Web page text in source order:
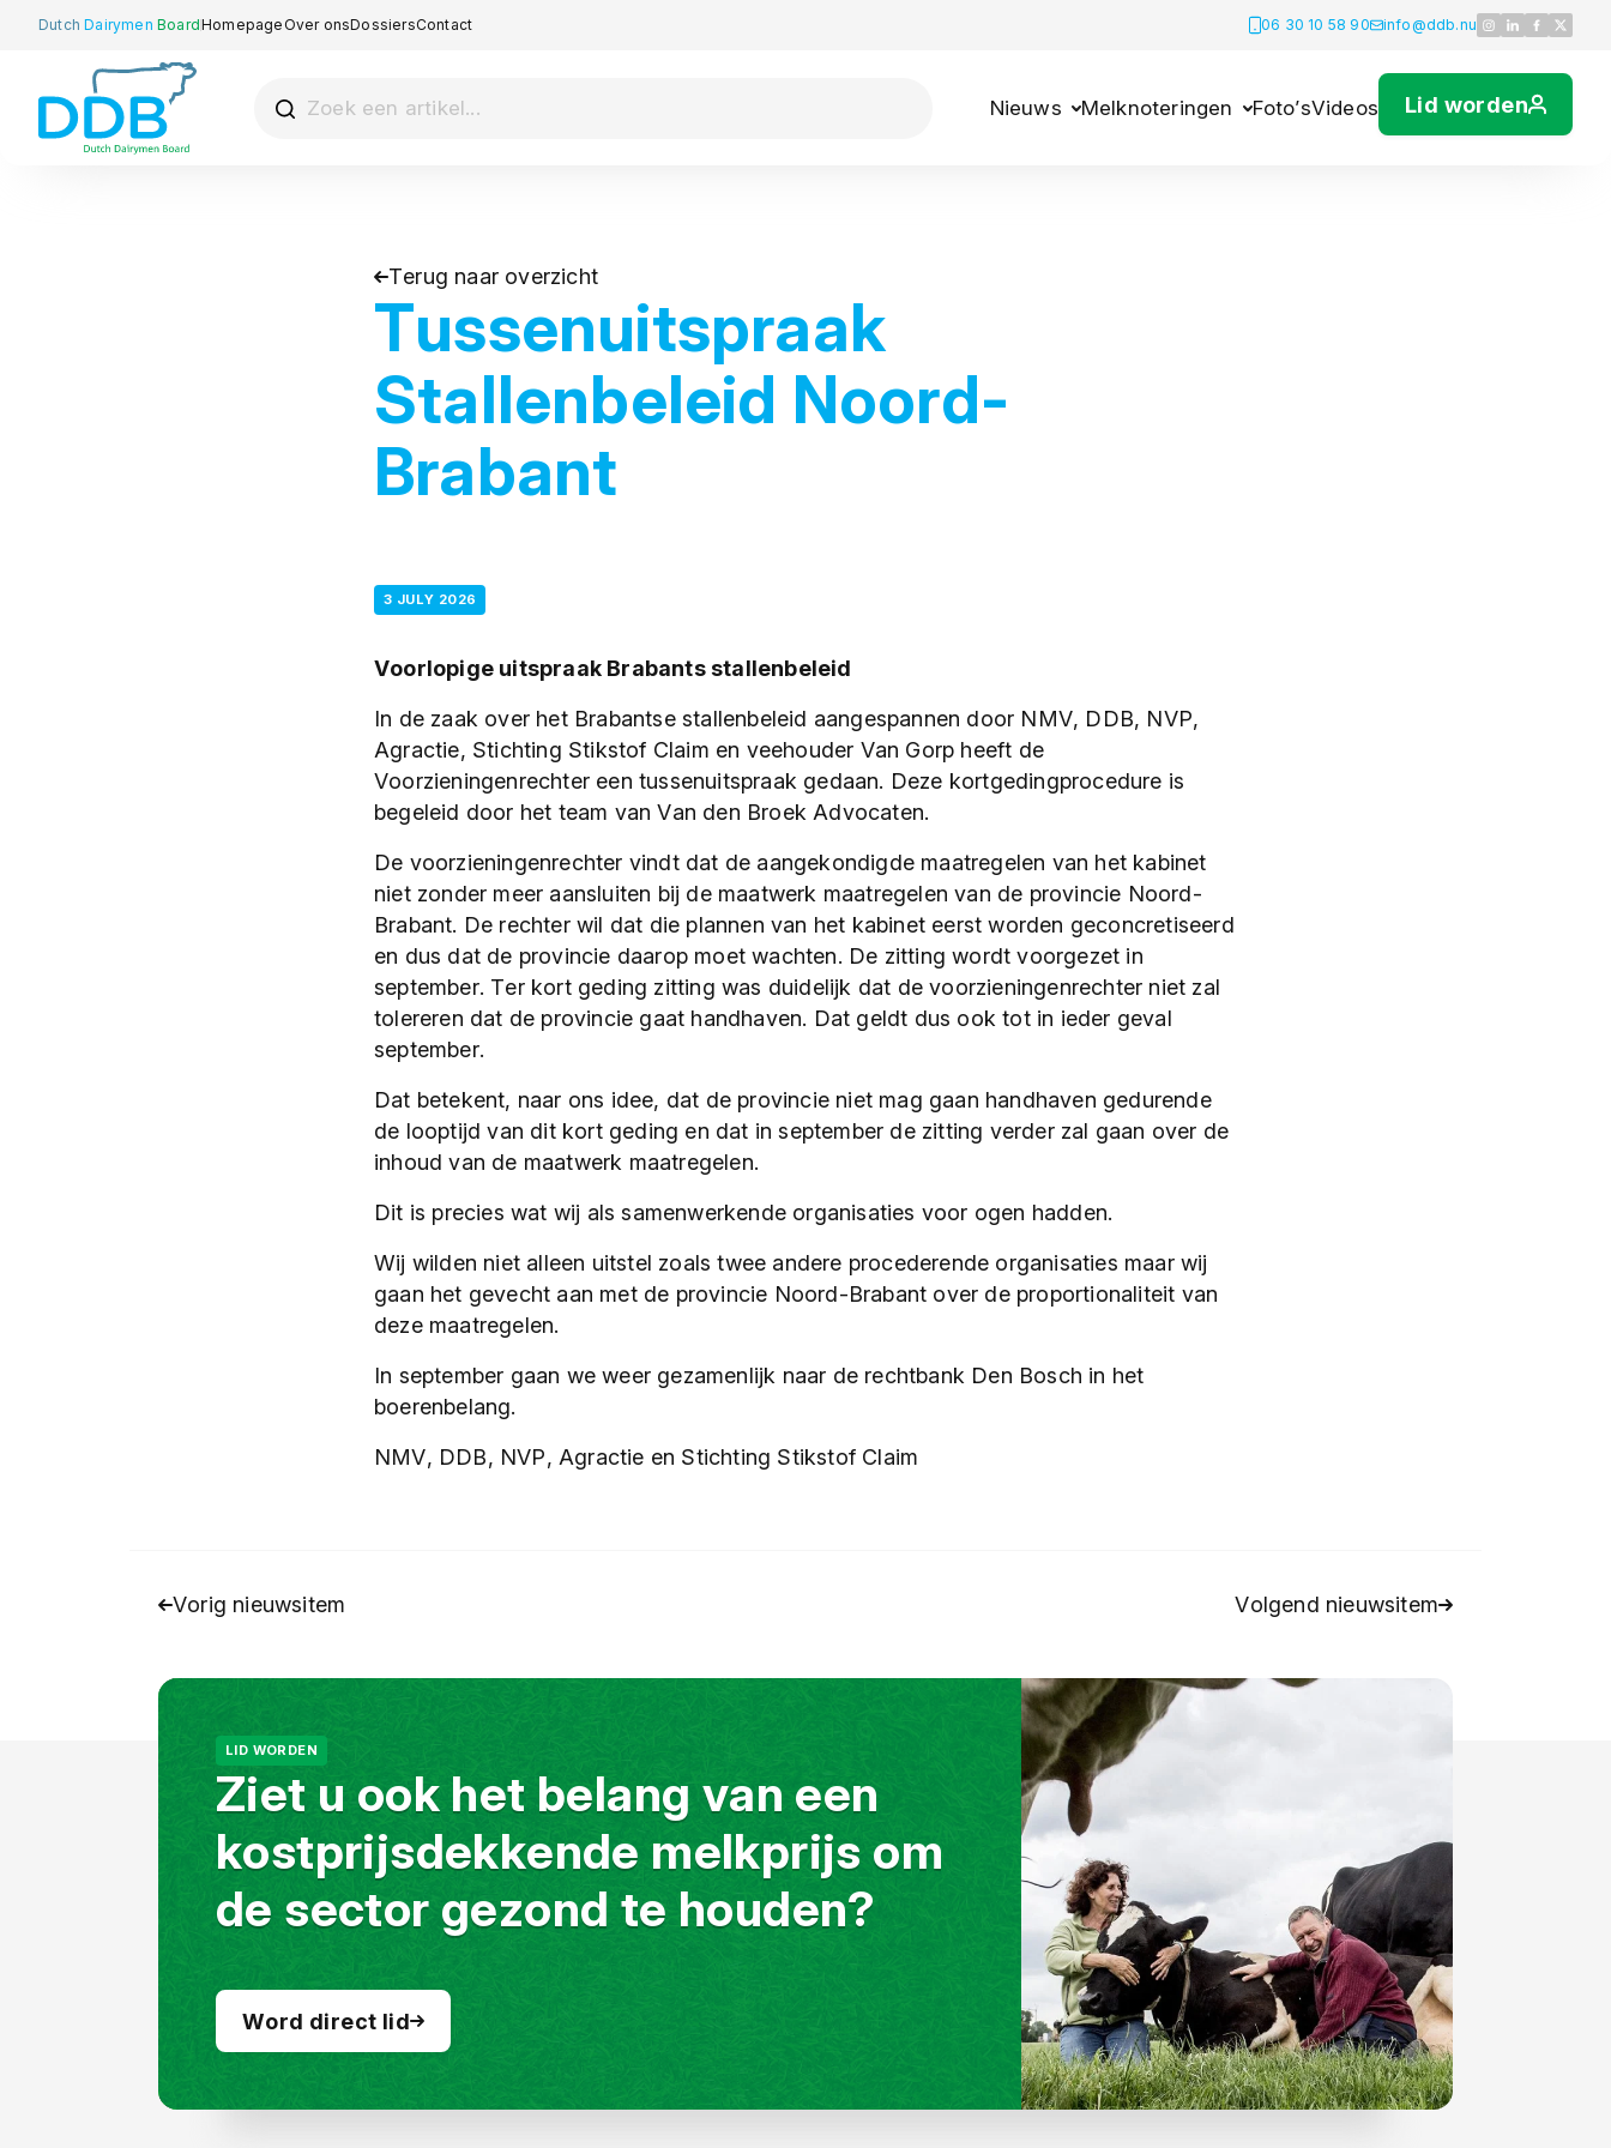
Dutch Dairymen BoardHomepage Over onsDossiersContact 06 30 10 58 90 info@ddb.nu
Nieuws Melknoteringen Foto’sVideos Lid worden
Terug naar overzicht
Tussenuitspraak
Stallenbeleid Noord-
Brabant
3 JULY 2026
Voorlopige uitspraak Brabants stallenbeleid
In de zaak over het Brabantse stallenbeleid aangespannen door NMV, DDB, NVP,
Agractie, Stichting Stikstof Claim en veehouder Van Gorp heeft de
Voorzieningenrechter een tussenuitspraak gedaan. Deze kortgedingprocedure is
begeleid door het team van Van den Broek Advocaten.
De voorzieningenrechter vindt dat de aangekondigde maatregelen van het kabinet
niet zonder meer aansluiten bij de maatwerk maatregelen van de provincie Noord-
Brabant. De rechter wil dat die plannen van het kabinet eerst worden geconcretiseerd
en dus dat de provincie daarop moet wachten. De zitting wordt voorgezet in
september. Ter kort geding zitting was duidelijk dat de voorzieningenrechter niet zal
tolereren dat de provincie gaat handhaven. Dat geldt dus ook tot in ieder geval
september.
Dat betekent, naar ons idee, dat de provincie niet mag gaan handhaven gedurende
de looptijd van dit kort geding en dat in september de zitting verder zal gaan over de
inhoud van de maatwerk maatregelen.
Dit is precies wat wij als samenwerkende organisaties voor ogen hadden.
Wij wilden niet alleen uitstel zoals twee andere procederende organisaties maar wij
gaan het gevecht aan met de provincie Noord-Brabant over de proportionaliteit van
deze maatregelen.
In september gaan we weer gezamenlijk naar de rechtbank Den Bosch in het
boerenbelang.
NMV, DDB, NVP, Agractie en Stichting Stikstof Claim
Vorig nieuwsitem Volgend nieuwsitem
LID WORDEN
Ziet u ook het belang van een
kostprijsdekkende melkprijs om
de sector gezond te houden?
Word direct lid